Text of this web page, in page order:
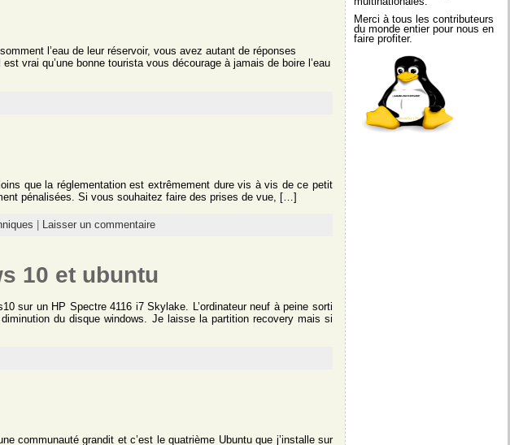
l’eau de leur réservoir, vous avez autant de réponses
vrai qu’une bonne tourista vous décourage à jamais de boire l’eau
que la réglementation est extrêmement dure vis à vis de ce petit
pénalisées. Si vous souhaitez faire des prises de vue, […]
Laisser un commentaire
10 et ubuntu
sur un HP Spectre 4116 i7 Skylake. L’ordinateur neuf à peine sorti
du disque windows. Je laisse la partition recovery mais si
communauté grandit et c’est le quatrième Ubuntu que j’installe sur
Merci à tous les contributeurs
du monde entier pour nous en
faire profiter.